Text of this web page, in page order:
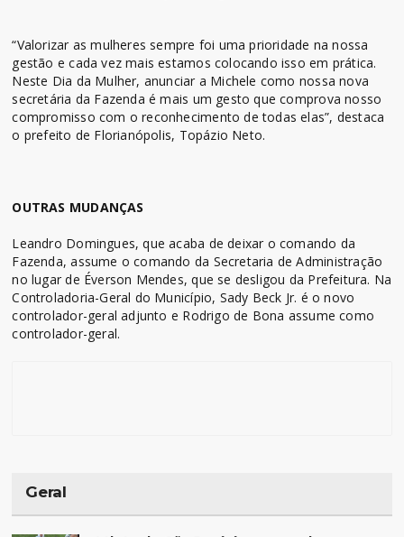
“Valorizar as mulheres sempre foi uma prioridade na nossa
gestão e cada vez mais estamos colocando isso em prática.
Neste Dia da Mulher, anunciar a Michele como nossa nova
secretária da Fazenda é mais um gesto que comprova nosso
compromisso com o reconhecimento de todas elas”, destaca
o prefeito de Florianópolis, Topázio Neto.
OUTRAS MUDANÇAS
Leandro Domingues, que acaba de deixar o comando da
Fazenda, assume o comando da Secretaria de Administração
no lugar de Éverson Mendes, que se desligou da Prefeitura. Na
Controladoria-Geral do Município, Sady Beck Jr. é o novo
controlador-geral adjunto e Rodrigo de Bona assume como
controlador-geral.
Geral